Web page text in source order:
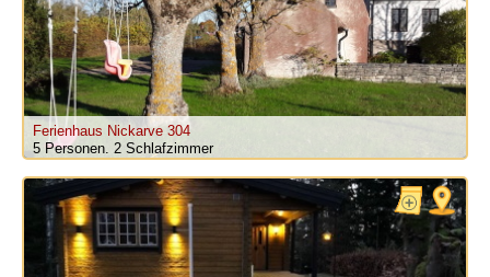
Ferienhaus Nickarve 304
5 Personen. 2 Schlafzimmer